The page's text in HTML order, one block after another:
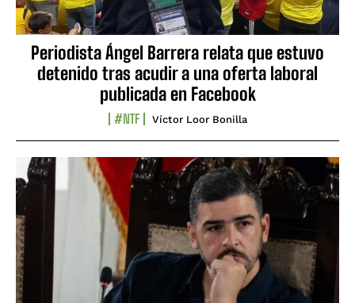
Periodista Ángel Barrera relata que estuvo
detenido tras acudir a una oferta laboral
publicada en Facebook
#NTF Víctor Loor Bonilla